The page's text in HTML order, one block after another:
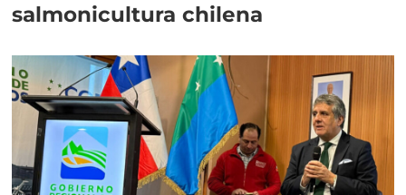
salmonicultura chilena